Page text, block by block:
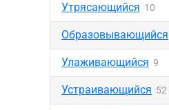
Утрясающийся 10
Образовывающийся
Улаживающийся 9
Устраивающийся 52